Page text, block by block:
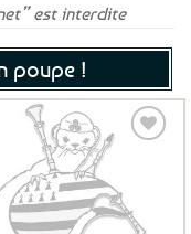
est interdite
poupe !
Ajouter
favoris